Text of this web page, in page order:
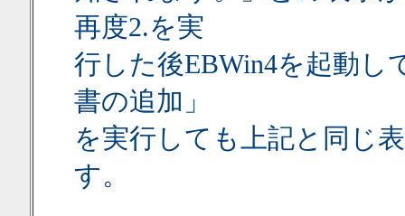
再度2.を実
行した後EBWin4を起動し
書の追加」
を実行しても上記と同じ
す。